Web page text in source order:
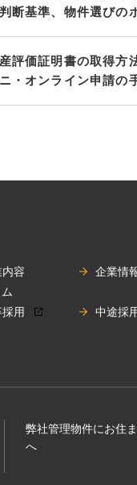
断基準、物件選びの
評価証明書の取得方
・オンライン申請の
容
企業情
用
中途採
弊社管理物件にお住
へ